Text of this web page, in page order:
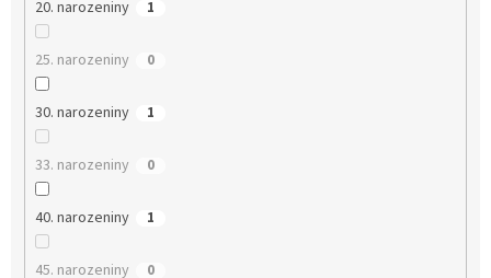
20. narozeniny 1
25. narozeniny 0
30. narozeniny 1
33. narozeniny 0
40. narozeniny 1
45. narozeniny 0